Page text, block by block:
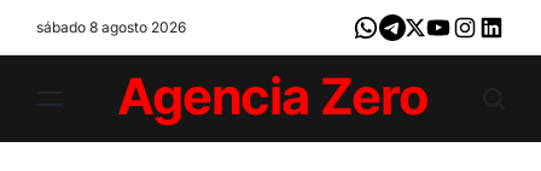
sábado 8 agosto 2026 Whatsapp
Telegram
X YoutubeInstagram